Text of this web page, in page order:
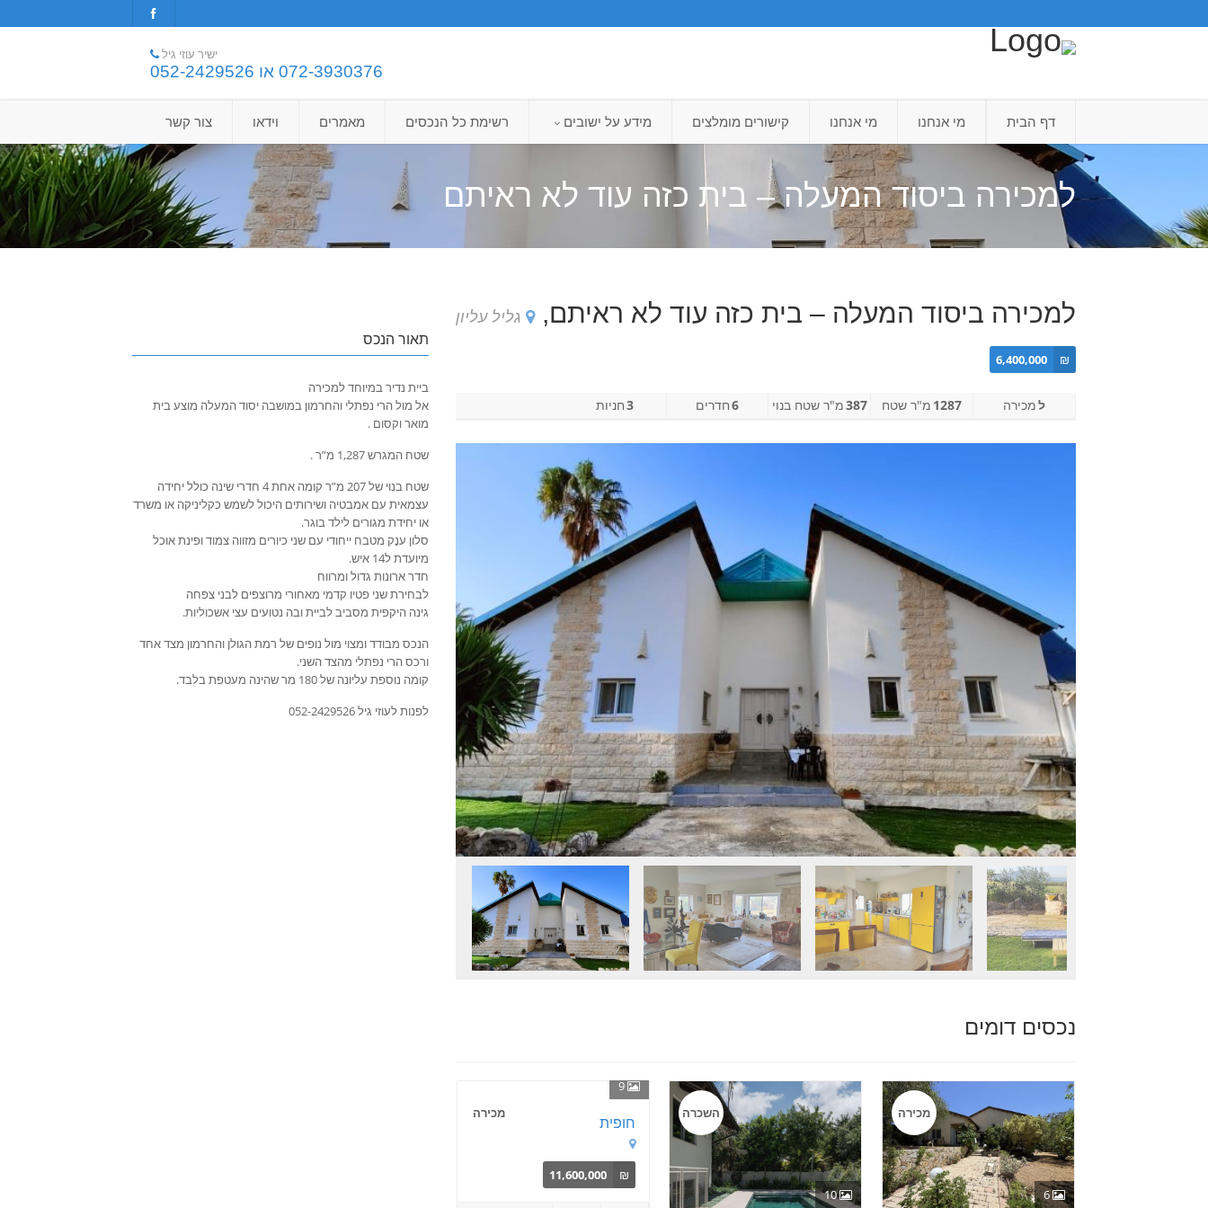
ישיר עוזי גיל
072-3930376 או 052-2429526
דף הבית מי אנחנו מי אנחנו קישורים מומלצים מידע על ישובים רשימת כל הנכסים מאמרים וידאו צור קשר
למכירה ביסוד המעלה – בית כזה עוד לא ראיתם
למכירה ביסוד המעלה – בית כזה עוד לא ראיתם, גליל עליון
₪
6,400,000
למכירה 1287 מ"ר שטח 387מ"ר שטח בנוי 6חדרים 3חניות
נכסים דומים
9
מכירה
חופית
₪
11,600,000
10
השכרה
6
מכירה
תאור הנכס
ביית נדיר במיוחד למכירה
אל מול הרי נפתלי והחרמון במושבה יסוד המעלה מוצע בית
מואר וקסום .
שטח המגרש 1,287 מ”ר .
שטח בנוי של 207 מ”ר קומה אחת 4 חדרי שינה כולל יחידה
עצמאית עם אמבטיה ושירותים היכול לשמש כקליניקה או משרד
או יחידת מגורים לילד בוגר.
סלון ענָק מטבח ייחודי עם שני כיורים מזווה צמוד ופינת אוכל
מיועדת ל14 איש.
חדר ארונות גדול ומרווח
לבחירת שני פטיו קדמי מאחורי מרוצפים לבני צפחה
גינה היקפית מסביב לביית ובה נטועים עצי אשכוליות.
הנכס מבודד ומצוי מול נופים של רמת הגולן והחרמון מצד אחד
ורכס הרי נפתלי מהצד השני.
קומה נוספת עליונה של 180 מר שהינה מעטפת בלבד.
לפנות לעוזי גיל 052-2429526